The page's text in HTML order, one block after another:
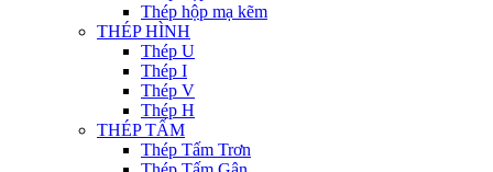
Thép hộp mạ kẽm
THÉP HÌNH
Thép U
Thép I
Thép V
Thép H
THÉP TẤM
Thép Tấm Trơn